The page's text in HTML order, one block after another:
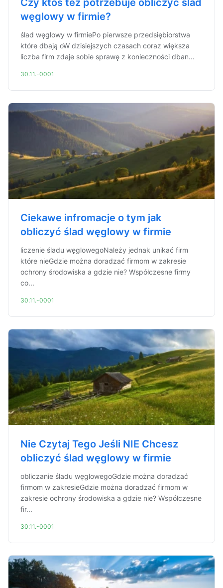
Czy ktoś też potrzebuje obliczyć ślad
węglowy w firmie?
ślad węglowy w firmiePo pierwsze przedsiębiorstwa
które dbają oW dzisiejszych czasach coraz większa
liczba firm zdaje sobie sprawę z konieczności dban...
30.11.-0001
Ciekawe infromacje o tym jak
obliczyć ślad węglowy w firmie
liczenie śladu węglowegoNależy jednak unikać firm
które nieGdzie można doradzać firmom w zakresie
ochrony środowiska a gdzie nie? Współczesne firmy
co...
30.11.-0001
Nie Czytaj Tego Jeśli NIE Chcesz
obliczyć ślad węglowy w firmie
obliczanie śladu węglowegoGdzie można doradzać
firmom w zakresieGdzie można doradzać firmom w
zakresie ochrony środowiska a gdzie nie? Współczesne
fir...
30.11.-0001